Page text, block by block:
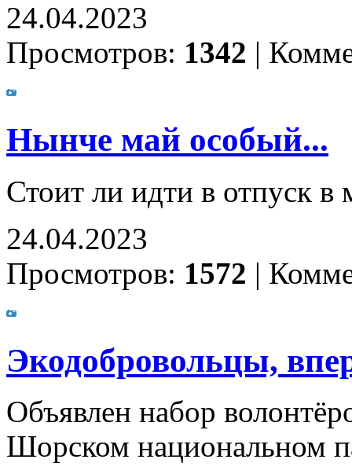
24.04.2023
Просмотров: 1342 |
Нынче май особый...
Стоит ли идти в отпуск в
24.04.2023
Просмотров: 1572 |
Экодобровольцы,
Объявлен набор
Шорском национальном